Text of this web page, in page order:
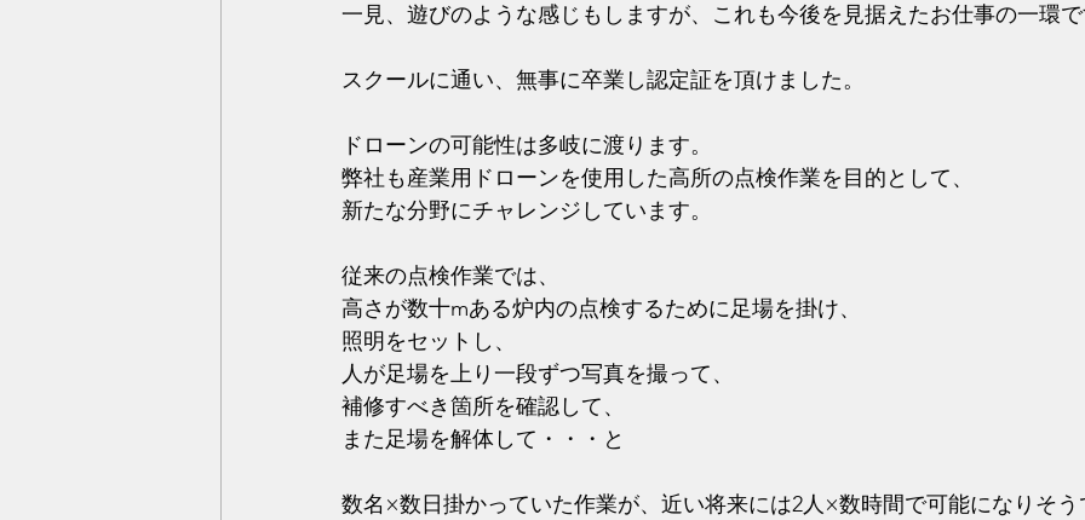
一見、遊びのような感じもしますが、これも今後を見据えたお仕事の一環
スクールに通い、無事に卒業し認定証を頂けました。
ドローンの可能性は多岐に渡ります。
弊社も産業用ドローンを使用した高所の点検作業を目的として、
新たな分野にチャレンジしています。
従来の点検作業では、
高さが数十mある炉内の点検するために足場を掛け、
照明をセットし、
人が足場を上り一段ずつ写真を撮って、
補修すべき箇所を確認して、
また足場を解体して・・・と
数名×数日掛かっていた作業が、近い将来には2人×数時間で可能になりそう